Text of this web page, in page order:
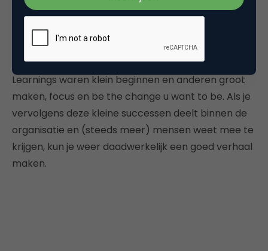
pilot ‘contentmarketing als cultuurverandering’
waarin ze de mens daadwerkelijk weer centraal
stelden. Dat startte met het besef dat je niet
schrijft voor een toren, maar voor een mens.
Learnings waren klein beginnen en anderen groot
maken, focus en be the change u want to be. Als je
vervolgens deze kleine successen deelt binnen de
organisatie en (steeds meer) mensen weet mee te
krijgen, kun je weer daadwerkelijk een goed verhaal
maken.